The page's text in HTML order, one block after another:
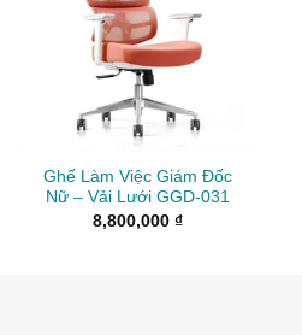
Ghế Làm Việc Giám Đốc
Nữ – Vải Lưới GGD-031
8,800,000 ₫